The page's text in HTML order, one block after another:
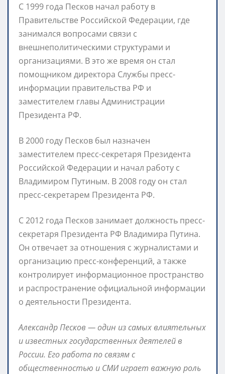
С 1999 года Песков начал работу в
Правительстве Российской Федерации, где
занимался вопросами связи с
внешнеполитическими структурами и
организациями. В это же время он стал
помощником директора Службы пресс-
информации правительства РФ и
заместителем главы Администрации
Президента РФ.
В 2000 году Песков был назначен
заместителем пресс-секретаря Президента
Российской Федерации и начал работу с
Владимиром Путиным. В 2008 году он стал
пресс-секретарем Президента РФ.
С 2012 года Песков занимает должность пресс-
секретаря Президента РФ Владимира Путина.
Он отвечает за отношения с журналистами и
организацию пресс-конференций, а также
контролирует информационное пространство
и распространение официальной информации
о деятельности Президента.
Александр Песков — один из самых влиятельных
и известных государственных деятелей в
России. Его работа по связям с
общественностью и СМИ играет важную роль